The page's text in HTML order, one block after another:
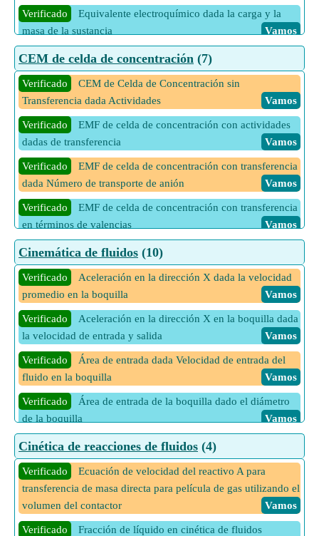
Verificado
Equivalente electroquímico dada la carga y la
masa de la sustancia
Vamos
Verificado
Equivalente electroquímico dada la corriente y la
masa de la sustancia
Vamos
Verificado
Parte Eléctrica Energía Interna dada Parte Clásica
Verificado
Trabajo realizado por celda electroquímica dado
1 Más calculadoras de Célula electroquímica Vamos
CEM de celda de concentración (7)
Verificado
CEM de Celda de Concentración sin
Transferencia dada Actividades
Vamos
Verificado
EMF de celda de concentración con actividades
dadas de transferencia
Vamos
Verificado
EMF de celda de concentración con transferencia
dada Número de transporte de anión
Vamos
Verificado
EMF de celda de concentración con transferencia
en términos de valencias
Vamos
Verificado
EMF de celda de concentración sin transferencia
para solución diluida dada concentración
Vamos
Verificado
EMF de Concentración Celda sin Transferencia
Verificado
FEM de Celda de Concentración sin
Vamos
Vamos
Cinemática de fluidos (10)
Verificado
Aceleración en la dirección X dada la velocidad
promedio en la boquilla
Vamos
Verificado
Aceleración en la dirección X en la boquilla dada
la velocidad de entrada y salida
Vamos
Verificado
Área de entrada dada Velocidad de entrada del
fluido en la boquilla
Vamos
Verificado
Área de entrada de la boquilla dado el diámetro
de la boquilla
Vamos
Verificado
Diámetro de entrada dada Velocidad de entrada
del fluido en la boquilla
Vamos
Verificado
Velocidad de entrada dada Velocidad promedio
Vamos
Verificado
Velocidad de entrada en la boquilla dada Área de
Cinética de reacciones de fluidos (4)
Verificado
Ecuación de velocidad del reactivo A para
transferencia de masa directa para película de gas utilizando el
volumen del contactor
Vamos
Verificado
Fracción de líquido en cinética de fluidos